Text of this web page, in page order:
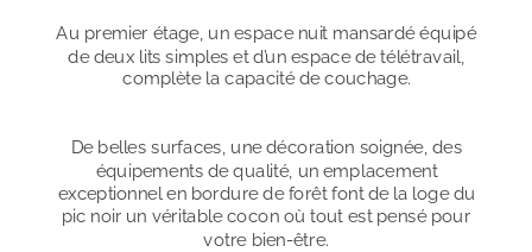
Au premier étage, un espace nuit mansardé équipé
de deux lits simples et d’un espace de télétravail,
complète la capacité de couchage.
De belles surfaces, une décoration soignée, des
équipements de qualité, un emplacement
exceptionnel en bordure de forêt font de la loge du
pic noir un véritable cocon où tout est pensé pour
votre bien-être.